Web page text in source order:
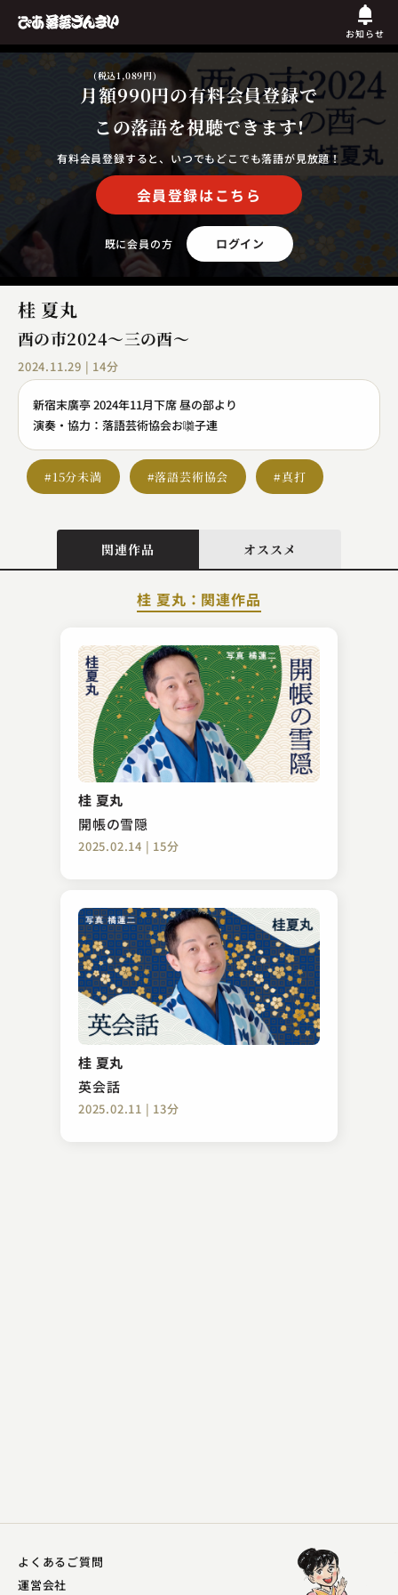
お知らせ
月額990円
(税込1,089円)
の有料会員登録で
この落語を視聴できます!
有料会員登録すると、いつでもどこでも落語が見放題！
会員登録はこちら
既に会員の方 ログイン
桂 夏丸
酉の市2024〜三の酉〜
2024.11.29 | 14分
新宿末廣亭 2024年11月下席 昼の部より
演奏・協力：落語芸術協会お囃子連
#15分未満 #落語芸術協会 #真打
関連作品 オススメ
桂 夏丸：関連作品
桂 夏丸
開帳の雪隠
2025.02.14 | 15分
桂 夏丸
英会話
2025.02.11 | 13分
古今亭志ん松（現：古今亭志ん橋）
粗忽の釘
2023.09.13 | 13分
金原亭 馬の助
動物園 ～百面相～
2023.08.29 | 14分
よくあるご質問
運営会社